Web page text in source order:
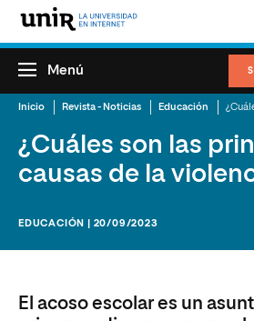
Menú
Inicio Revista - Noticias Educación
¿Cuáles son las
causas de la
EDUCACIÓN | 20/09/2023
El acoso escolar es un